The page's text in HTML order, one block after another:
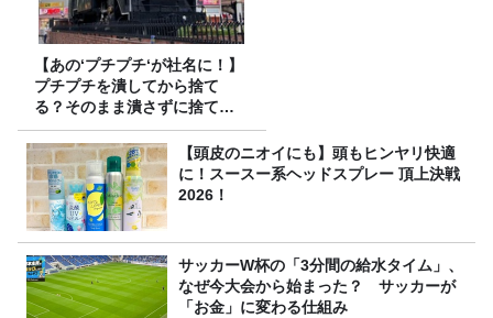
【あの‘プチプチ‘が社名に！】
プチプチを潰してから捨て
る？そのまま潰さずに捨て
る？
【頭皮のニオイにも】頭もヒンヤリ快適
に！スースー系ヘッドスプレー 頂上決戦
2026！
サッカーW杯の「3分間の給水タイム」、
なぜ今大会から始まった？ サッカーが
「お金」に変わる仕組み